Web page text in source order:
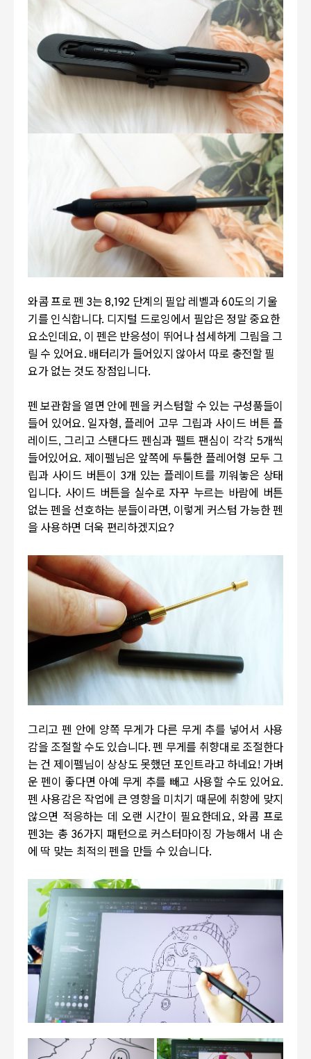
와콤 프로 펜 3는 8,192 단계의 필압 레벨과 60도의 기울
기를 인식합니다. 디지털 드로잉에서 필압은 정말 중요한
요소인데요, 이 펜은 반응성이 뛰어나 섬세하게 그림을 그
릴 수 있어요. 배터리가 들어있지 않아서 따로 충전할 필
요가 없는 것도 장점입니다.
펜 보관함을 열면 안에 펜을 커스텀할 수 있는 구성품들이
들어 있어요. 일자형, 플레어 고무 그립과 사이드 버튼 플
레이드, 그리고 스탠다드 펜심과 펠트 팬심이 각각 5개씩
들어있어요. 제이펠님은 앞쪽에 두툼한 플레어형 모두 그
립과 사이드 버튼이 3개 있는 플레이트를 끼워놓은 상태
입니다. 사이드 버튼을 실수로 자꾸 누르는 바람에 버튼
없는 펜을 선호하는 분들이라면, 이렇게 커스텀 가능한 펜
을 사용하면 더욱 편리하겠지요?
그리고 펜 안에 양쪽 무게가 다른 무게 추를 넣어서 사용
감을 조절할 수도 있습니다. 펜 무게를 취향대로 조절한다
는 건 제이펠님이 상상도 못했던 포인트라고 하네요! 가벼
운 펜이 좋다면 아예 무게 추를 빼고 사용할 수도 있어요.
펜 사용감은 작업에 큰 영향을 미치기 때문에 취향에 맞지
않으면 적응하는 데 오랜 시간이 필요한데요, 와콤 프로
펜3는 총 36가지 패턴으로 커스터마이징 가능해서 내 손
에 딱 맞는 최적의 펜을 만들 수 있습니다.